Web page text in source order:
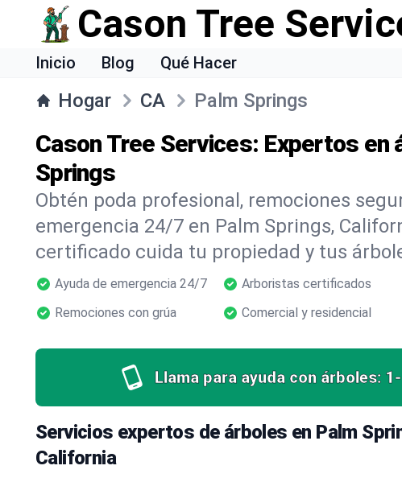
Cason Tree
Inicio Blog Qué Hacer
Hogar CA Palm Springs
Cason Tree Services: Expertos en
Springs
Obtén poda profesional, remociones
emergencia 24/7 en Palm Springs,
certificado cuida tu propiedad y tus
Ayuda de emergencia 24/7 Arboristas certificados
Remociones con grúa
Comercial y residencial
Llama para ayuda con árboles:
Servicios expertos de árboles en Palm
California